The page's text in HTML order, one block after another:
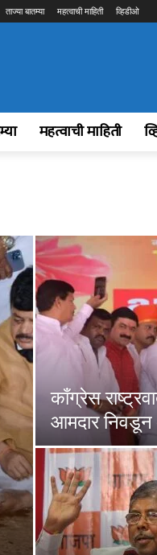
ताज्या बातम्या महत्वाची माहिती व्हिडीओ
महत्वाची माहिती
काँग्रेस
आमदार